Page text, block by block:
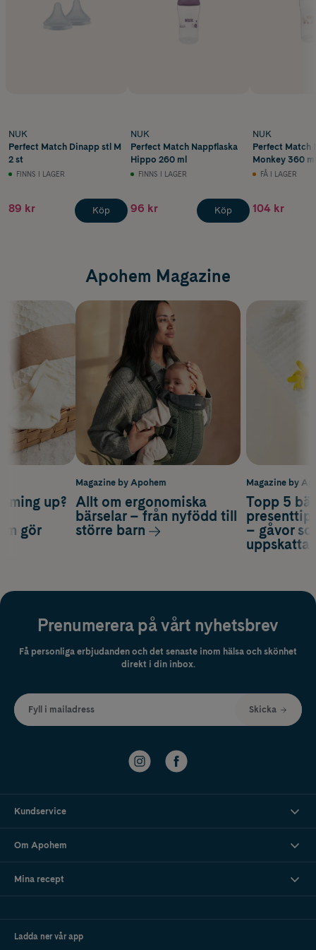
NUK
Perfect Match Dinapp stl M
2 st
FINNS I LAGER
89 kr Köp
NUK
Perfect Match Nappflaska
Hippo 260 ml
FINNS I LAGER
96 kr Köp
NUK
Perfect Match
Monkey 360 ml
FÅ I LAGER
104 kr
Apohem Magazine
Magazine by
Topp 5
– gåvor
up?
gör
Magazine by Apohem
Allt om ergonomiska
bärselar – från nyfödd till
större barn
Prenumerera på vårt nyhetsbrev
Få personliga erbjudanden och det senaste inom hälsa och skönhet
direkt i din inbox.
Fyll i mailadress Skicka
Kundservice
Om Apohem
Mina recept
Ladda ner vår app